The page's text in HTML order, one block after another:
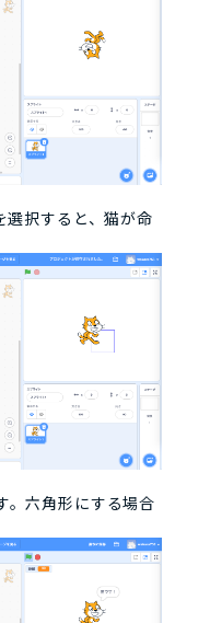
選択すると、猫が命
。六角形にする場合